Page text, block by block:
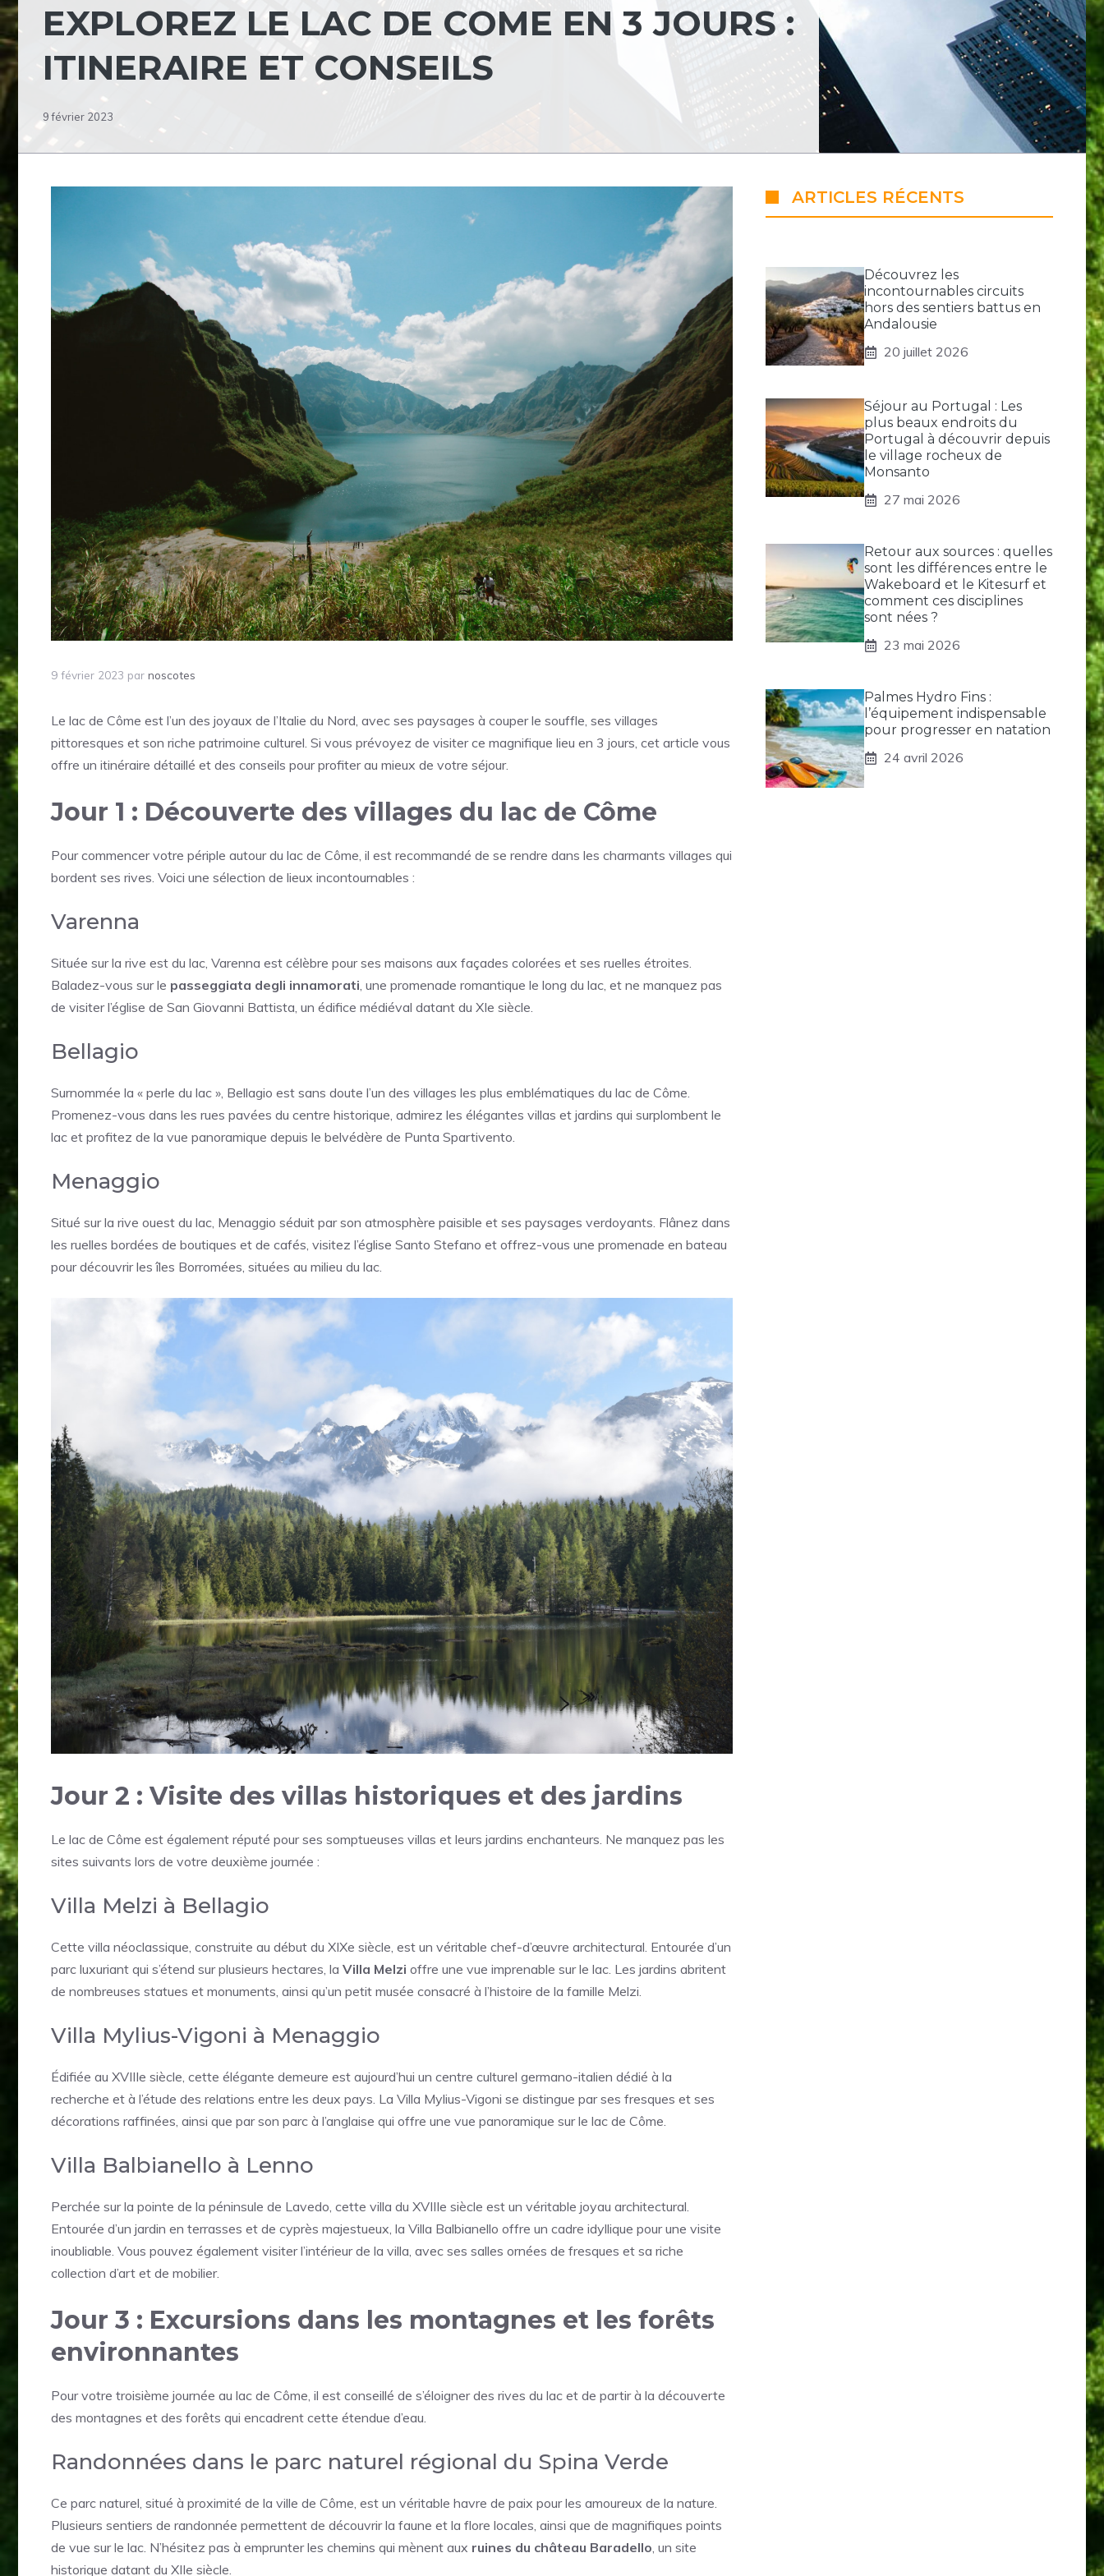
EXPLOREZ LE LAC DE COME EN 3 JOURS :
ITINERAIRE ET CONSEILS
9 février 2023
9 février 2023 par noscotes
Le lac de Côme est l’un des joyaux de l’Italie du Nord, avec ses paysages à couper le souffle, ses villages
pittoresques et son riche patrimoine culturel. Si vous prévoyez de visiter ce magnifique lieu en 3 jours, cet article vous
offre un itinéraire détaillé et des conseils pour profiter au mieux de votre séjour.
Jour 1 : Découverte des villages du lac de Côme
Pour commencer votre périple autour du lac de Côme, il est recommandé de se rendre dans les charmants villages qui
bordent ses rives. Voici une sélection de lieux incontournables :
Varenna
Située sur la rive est du lac, Varenna est célèbre pour ses maisons aux façades colorées et ses ruelles étroites.
Baladez-vous sur le passeggiata degli innamorati, une promenade romantique le long du lac, et ne manquez pas
de visiter l’église de San Giovanni Battista, un édifice médiéval datant du XIe siècle.
Bellagio
Surnommée la « perle du lac », Bellagio est sans doute l’un des villages les plus emblématiques du lac de Côme.
Promenez-vous dans les rues pavées du centre historique, admirez les élégantes villas et jardins qui surplombent le
lac et profitez de la vue panoramique depuis le belvédère de Punta Spartivento.
Menaggio
Situé sur la rive ouest du lac, Menaggio séduit par son atmosphère paisible et ses paysages verdoyants. Flânez dans
les ruelles bordées de boutiques et de cafés, visitez l’église Santo Stefano et offrez-vous une promenade en bateau
pour découvrir les îles Borromées, situées au milieu du lac.
Jour 2 : Visite des villas historiques et des jardins
Le lac de Côme est également réputé pour ses somptueuses villas et leurs jardins enchanteurs. Ne manquez pas les
sites suivants lors de votre deuxième journée :
Villa Melzi à Bellagio
Cette villa néoclassique, construite au début du XIXe siècle, est un véritable chef-d’œuvre architectural. Entourée d’un
parc luxuriant qui s’étend sur plusieurs hectares, la Villa Melzi offre une vue imprenable sur le lac. Les jardins abritent
de nombreuses statues et monuments, ainsi qu’un petit musée consacré à l’histoire de la famille Melzi.
Villa Mylius-Vigoni à Menaggio
Édifiée au XVIIIe siècle, cette élégante demeure est aujourd’hui un centre culturel germano-italien dédié à la
recherche et à l’étude des relations entre les deux pays. La Villa Mylius-Vigoni se distingue par ses fresques et ses
décorations raffinées, ainsi que par son parc à l’anglaise qui offre une vue panoramique sur le lac de Côme.
Villa Balbianello à Lenno
Perchée sur la pointe de la péninsule de Lavedo, cette villa du XVIIIe siècle est un véritable joyau architectural.
Entourée d’un jardin en terrasses et de cyprès majestueux, la Villa Balbianello offre un cadre idyllique pour une visite
inoubliable. Vous pouvez également visiter l’intérieur de la villa, avec ses salles ornées de fresques et sa riche
collection d’art et de mobilier.
Jour 3 : Excursions dans les montagnes et les forêts
environnantes
Pour votre troisième journée au lac de Côme, il est conseillé de s’éloigner des rives du lac et de partir à la découverte
des montagnes et des forêts qui encadrent cette étendue d’eau.
Randonnées dans le parc naturel régional du Spina Verde
Ce parc naturel, situé à proximité de la ville de Côme, est un véritable havre de paix pour les amoureux de la nature.
Plusieurs sentiers de randonnée permettent de découvrir la faune et la flore locales, ainsi que de magnifiques points
de vue sur le lac. N’hésitez pas à emprunter les chemins qui mènent aux ruines du château Baradello , un site
historique datant du XIIe siècle.
ARTICLES RÉCENTS
Découvrez les
incontournables circuits
hors des sentiers battus en
Andalousie
20 juillet 2026
Séjour au Portugal : Les
plus beaux endroits du
Portugal à découvrir depuis
le village rocheux de
Monsanto
27 mai 2026
Retour aux sources : quelles
sont les différences entre le
Wakeboard et le Kitesurf et
comment ces disciplines
sont nées ?
23 mai 2026
Palmes Hydro Fins :
l’équipement indispensable
pour progresser en natation
24 avril 2026